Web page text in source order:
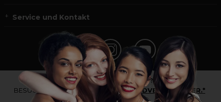
Service und Kontakt
*Du bist kein Profikunde?
BESUCHE
UNSERE WEBSEITE FÜR ENDVERBRAUCHER.*